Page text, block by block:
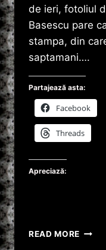
de ieri, fotoliul
Basescu pare
stampa, din
saptamani….
Partajează asta:
Facebook
Threads
Apreciază:
READ MORE